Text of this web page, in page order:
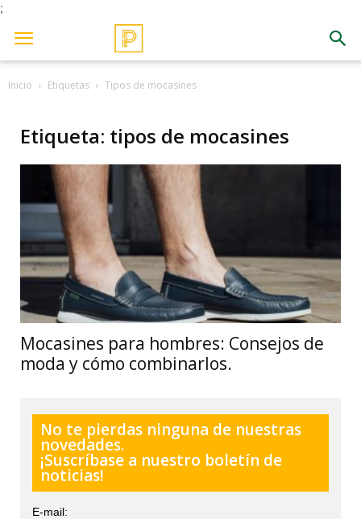
;
Inicio Etiquetas Tipos de mocasines
Etiqueta: tipos de mocasines
Mocasines para hombres: Consejos de
moda y cómo combinarlos.
No te pierdas ninguna de nuestras
novedades.
¡Suscríbase a nuestro boletín de
noticias!
E-mail: